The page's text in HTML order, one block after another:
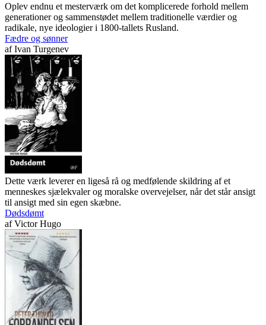
Oplev endnu et mesterværk om det komplicerede forhold mellem
generationer og sammenstødet mellem traditionelle værdier og
radikale, nye ideologier i 1800-tallets Rusland.
Fædre og sønner
afIvan Turgenev
Dette værk leverer en ligeså rå og medfølende skildring af et
menneskes sjælekvaler og moralske overvejelser, når det står ansigt
til ansigt med sin egen skæbne.
Dødsdømt
afVictor Hugo